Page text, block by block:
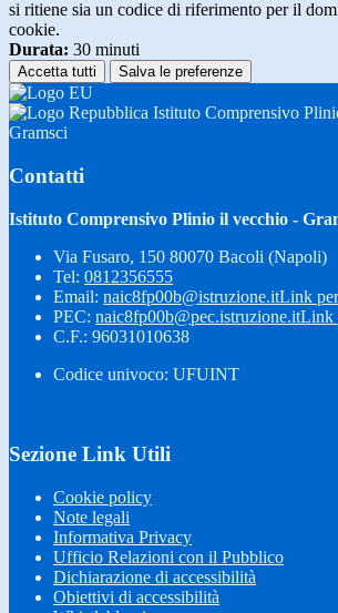
si ritiene sia un codice di riferimento per il
cookie.
Durata: 30 minuti
Accetta tutti Salva le preferenze
Istituto Comprensivo
Gramsci
Contatti
Istituto Comprensivo Plinio il vecchio -
Via Fusaro, 150 80070 Bacoli (Napoli)
Tel: 0812356555
Email: naic8fp00b@istruzione.itLink
PEC: naic8fp00b@pec.istruzione.itLink
C.F.: 96031010638
Codice univoco: UFUINT
Sezione Link Utili
Cookie policy
Note legali
Informativa Privacy
Ufficio Relazioni con il Pubblico
Dichiarazione di accessibilità
Obiettivi di accessibilità